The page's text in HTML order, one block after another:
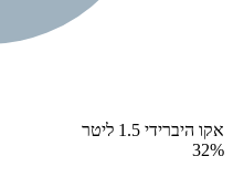
אקו היברידי 1.5 ליטר
32%